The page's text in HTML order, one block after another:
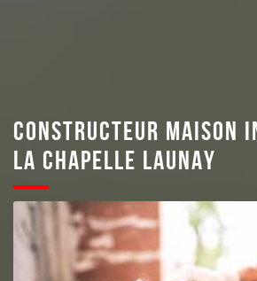
CONSTRUCTEUR MAISON
LA CHAPELLE LAUNAY